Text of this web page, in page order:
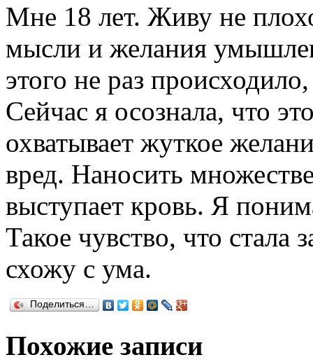
Мне 18 лет. Живу не
мысли и желания
этого не раз
Сейчас я осознала, что
охватывает жуткое
вред. Наносить
выступает кровь. Я
Такое чувство, что стала
схожу с ума.
Поделиться…
Похожие записи